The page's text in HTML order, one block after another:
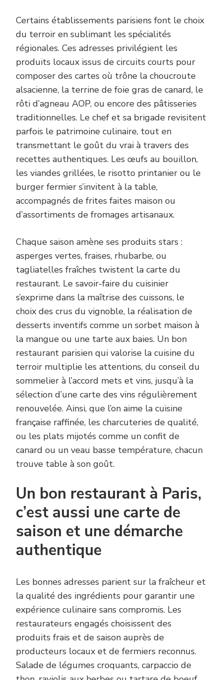
Certains établissements parisiens font le choix
du terroir en sublimant les spécialités
régionales. Ces adresses privilégient les
produits locaux issus de circuits courts pour
composer des cartes où trône la choucroute
alsacienne, la terrine de foie gras de canard, le
rôti d’agneau AOP, ou encore des pâtisseries
traditionnelles. Le chef et sa brigade revisitent
parfois le patrimoine culinaire, tout en
transmettant le goût du vrai à travers des
recettes authentiques. Les œufs au bouillon,
les viandes grillées, le risotto printanier ou le
burger fermier s’invitent à la table,
accompagnés de frites faites maison ou
d’assortiments de fromages artisanaux.
Chaque saison amène ses produits stars :
asperges vertes, fraises, rhubarbe, ou
tagliatelles fraîches twistent la carte du
restaurant. Le savoir-faire du cuisinier
s’exprime dans la maîtrise des cuissons, le
choix des crus du vignoble, la réalisation de
desserts inventifs comme un sorbet maison à
la mangue ou une tarte aux baies. Un bon
restaurant parisien qui valorise la cuisine du
terroir multiplie les attentions, du conseil du
sommelier à l’accord mets et vins, jusqu’à la
sélection d’une carte des vins régulièrement
renouvelée. Ainsi, que l’on aime la cuisine
française raffinée, les charcuteries de qualité,
ou les plats mijotés comme un confit de
canard ou un veau basse température, chacun
trouve table à son goût.
Un bon restaurant à Paris,
c’est aussi une carte de
saison et une démarche
authentique
Les bonnes adresses parient sur la fraîcheur et
la qualité des ingrédients pour garantir une
expérience culinaire sans compromis. Les
restaurateurs engagés choisissent des
produits frais et de saison auprès de
producteurs locaux et de fermiers reconnus.
Salade de légumes croquants, carpaccio de